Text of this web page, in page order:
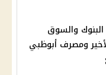
والسوق
ومصرف أبوظبي